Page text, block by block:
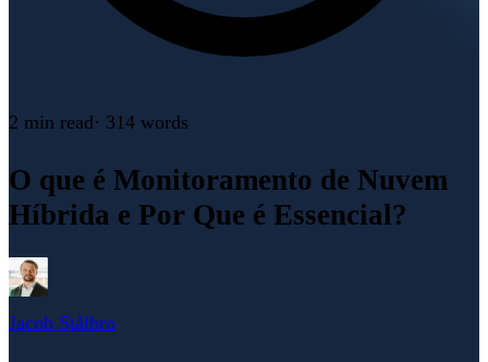
2 min read· 314 words
O que é Monitoramento de Nuvem
Híbrida e Por Que é Essencial?
Jacob Stålbro